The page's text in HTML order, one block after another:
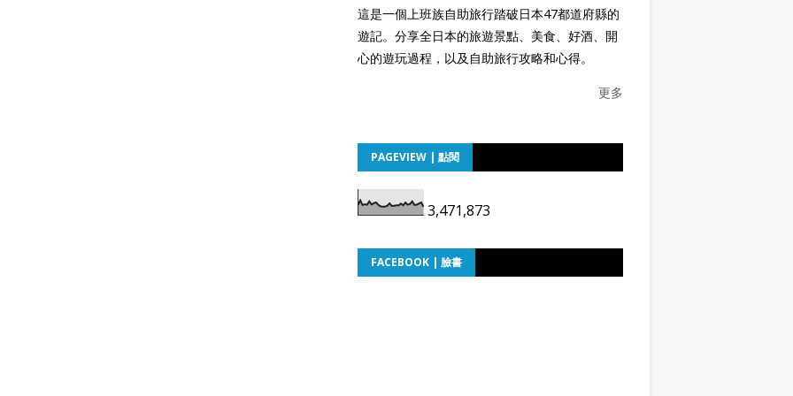
這是一個上班族自助旅行踏破日本47都道府縣的
遊記。分享全日本的旅遊景點、美食、好酒、開
心的遊玩過程，以及自助旅行攻略和心得。
更多
PAGEVIEW | 點閱
3,471,873
FACEBOOK | 臉書